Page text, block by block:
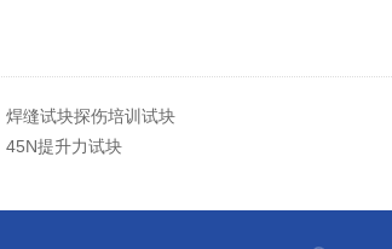
焊缝试块探伤培训试块
45N提升力试块